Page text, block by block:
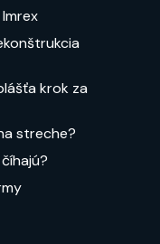
krok za
streche?